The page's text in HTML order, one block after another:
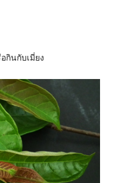
กินกับเมี่ยง